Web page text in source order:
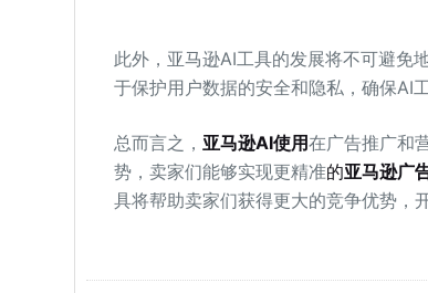
此外，亚马逊AI工具的发展将不可避免
于保护用户数据的安全和隐私，确保AI
总而言之， 亚马逊AI使用在广告推广和
势，卖家们能够实现更精准的亚马逊广
具将帮助卖家们获得更大的竞争优势，